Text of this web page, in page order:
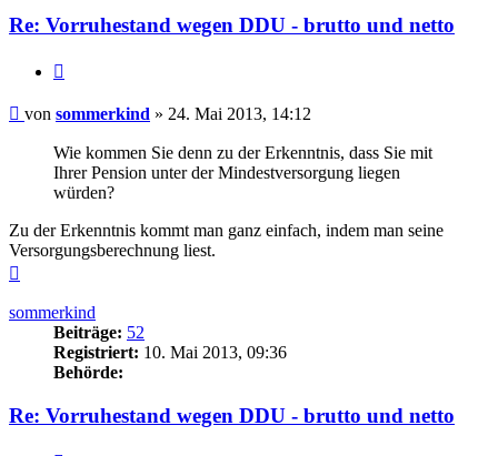
Re: Vorruhestand wegen DDU - brutto und netto
Beitrag
von sommerkind » 24. Mai 2013, 14:12
Wie kommen Sie denn zu der Erkenntnis, dass Sie mit
Ihrer Pension unter der Mindestversorgung liegen
würden?
Zu der Erkenntnis kommt man ganz einfach, indem man seine
Versorgungsberechnung liest.
sommerkind
Beiträge: 52
Registriert: 10. Mai 2013, 09:36
Behörde:
Re: Vorruhestand wegen DDU - brutto und netto